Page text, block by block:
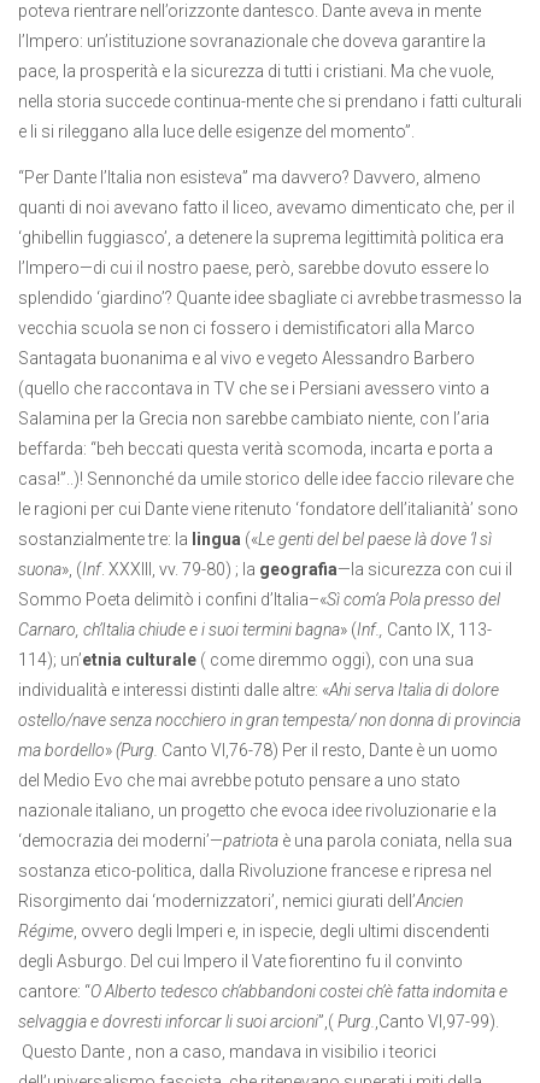
poteva rientrare nell’orizzonte dantesco. Dante aveva in mente
l’Impero: un’istituzione sovranazionale che doveva garantire la
pace, la prosperità e la sicurezza di tutti i cristiani. Ma che vuole,
nella storia succede continua-mente che si prendano i fatti culturali
e li si rileggano alla luce delle esigenze del momento”.
“Per Dante l’Italia non esisteva” ma davvero? Davvero, almeno
quanti di noi avevano fatto il liceo, avevamo dimenticato che, per il
‘ghibellin fuggiasco’, a detenere la suprema legittimità politica era
l’Impero—di cui il nostro paese, però, sarebbe dovuto essere lo
splendido ‘giardino’? Quante idee sbagliate ci avrebbe trasmesso la
vecchia scuola se non ci fossero i demistificatori alla Marco
Santagata buonanima e al vivo e vegeto Alessandro Barbero
(quello che raccontava in TV che se i Persiani avessero vinto a
Salamina per la Grecia non sarebbe cambiato niente, con l’aria
beffarda: “beh beccati questa verità scomoda, incarta e porta a
casa!”..)! Sennonché da umile storico delle idee faccio rilevare che
le ragioni per cui Dante viene ritenuto ‘fondatore dell’italianità’ sono
sostanzialmente tre: la lingua («Le genti del bel paese là dove ‘l sì
suona», (Inf. XXXIII, vv. 79-80) ; la geografia—la sicurezza con cui il
Sommo Poeta delimitò i confini d’Italia–«Sì com’a Pola presso del
Carnaro, ch’Italia chiude e i suoi termini bagna» (Inf., Canto IX, 113-
114); un’etnia culturale ( come diremmo oggi), con una sua
individualità e interessi distinti dalle altre: «Ahi serva Italia di dolore
ostello/nave senza nocchiero in gran tempesta/ non donna di provincia
ma bordello»(Purg. Canto VI,76-78) Per il resto, Dante è un uomo
del Medio Evo che mai avrebbe potuto pensare a uno stato
nazionale italiano, un progetto che evoca idee rivoluzionarie e la
‘democrazia dei moderni’—patriota è una parola coniata, nella sua
sostanza etico-politica, dalla Rivoluzione francese e ripresa nel
Risorgimento dai ‘modernizzatori’, nemici giurati dell’Ancien
Régime , ovvero degli Imperi e, in ispecie, degli ultimi discendenti
degli Asburgo. Del cui Impero il Vate fiorentino fu il convinto
cantore: “O Alberto tedesco ch’abbandoni costei ch’è fatta indomita e
selvaggia e dovresti inforcar li suoi arcioni”,( Purg. ,Canto VI,97-99).
Questo Dante , non a caso, mandava in visibilio i teorici